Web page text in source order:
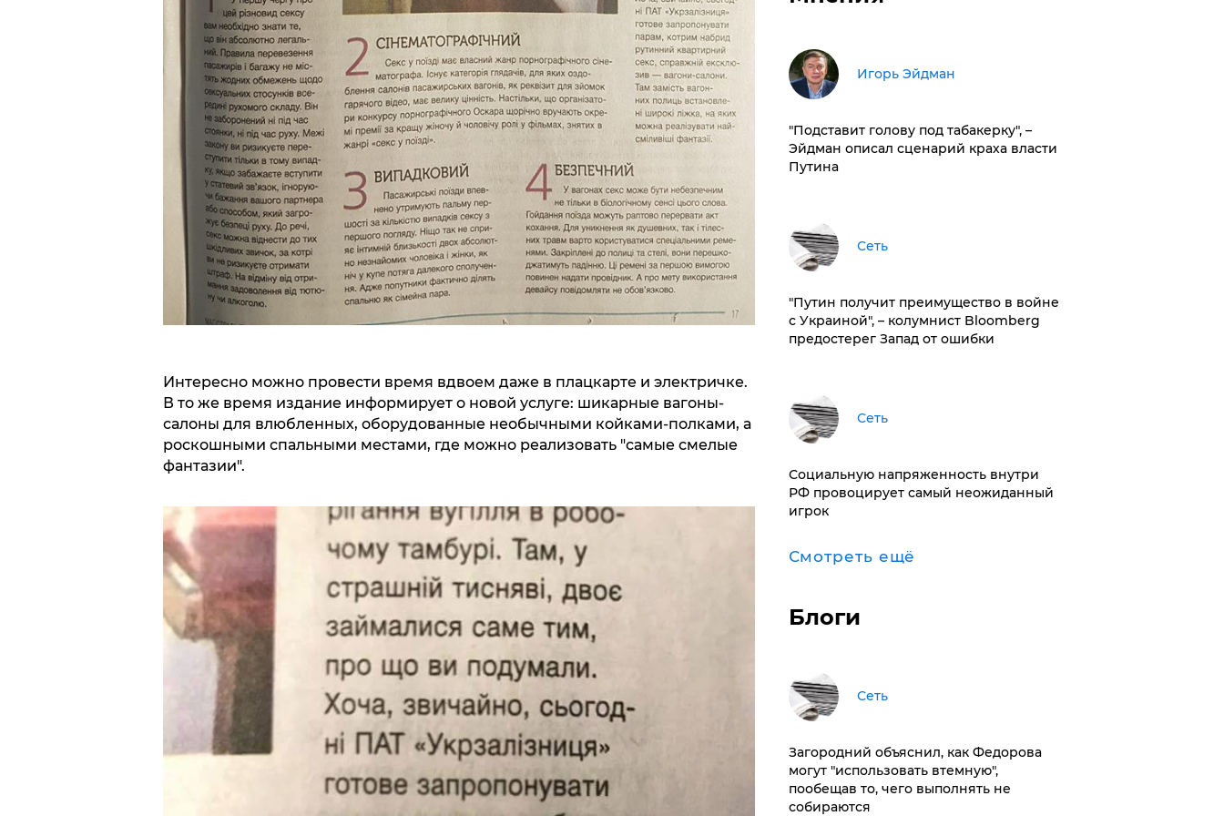
Интересно можно провести время вдвоем даже в плацкарте и электричке.
В то же время издание информирует о новой услуге: шикарные вагоны-
салоны для влюбленных, оборудованные необычными койками-полками, а
роскошными спальными местами, где можно реализовать "самые смелые
фантазии".
Игорь Эйдман
​"Подставит голову под табакерку", –
Эйдман описал сценарий краха власти
Путина
Сеть
"Путин получит преимущество в войне
с Украиной", – колумнист Bloomberg
предостерег Запад от ошибки
Сеть
Социальную напряженность внутри
РФ провоцирует самый неожиданный
игрок
Смотреть ещё
Блоги
Сеть
Загородний объяснил, как Федорова
могут "использовать втемную",
пообещав то, чего выполнять не
собираются